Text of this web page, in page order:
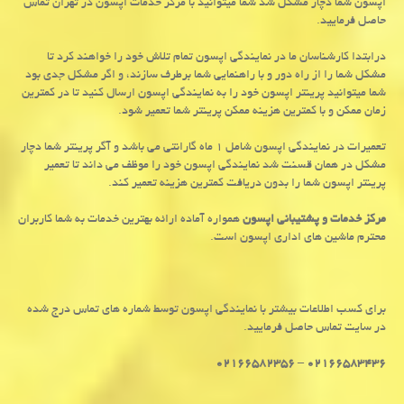
اپسون شما دچار مشکل شد شما میتوانید با مرکز خدمات اپسون در تهران تماس
حاصل فرمایید.
درابتدا کارشناسان ما در نمایندگی اپسون تمام تلاش خود را خواهند کرد تا
مشکل شما را از راه دور و با راهنمایی شما برطرف سازند، و اگر مشکل جدی بود
شما میتوانید پرینتر اپسون خود را به نمایندگی اپسون ارسال کنید تا در کمترین
زمان ممکن و با کمترین هزینه ممکن پرینتر شما تعمیر شود.
تعمیرات در نمایندگی اپسون شامل ۱ ماه گارانتی می باشد و آگر پرینتر شما دچار
مشکل در همان قسنت شد نمایندگی اپسون خود را موظف می داند تا تعمیر
پرینتر اپسون شما را بدون دریافت کمترین هزینه تعمیر کند.
مرکز خدمات و پشتیبانی اپسونهمواره آماده ارائه بهترین خدمات به شما کاربران
محترم ماشین های اداری اپسون است.
برای کسب اطلاعات بیشتر با نمایندگی اپسون توسط شماره های تماس درج شده
در سایت تماس حاصل فرمایید.
۰۲۱۶۶۵۸۳۴۳۶ – ۰۲۱۶۶۵۸۲۳۵۶